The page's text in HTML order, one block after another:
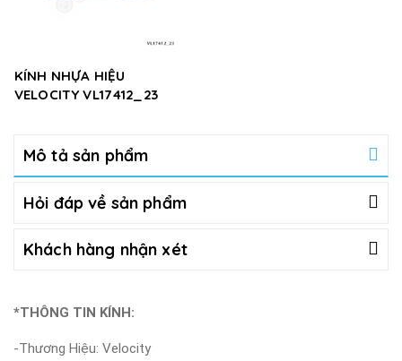
KÍNH NHỰA HIỆU
VELOCITY VL17412_23
Mô tả sản phẩm
Hỏi đáp về sản phẩm
Khách hàng nhận xét
*THÔNG TIN KÍNH:
-Thương Hiệu: Velocity